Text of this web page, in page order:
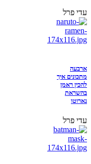
עדי פרל
ארבעה
מתכונים איך
להכין ראמן
בהשראת
נארוטו
עדי פרל